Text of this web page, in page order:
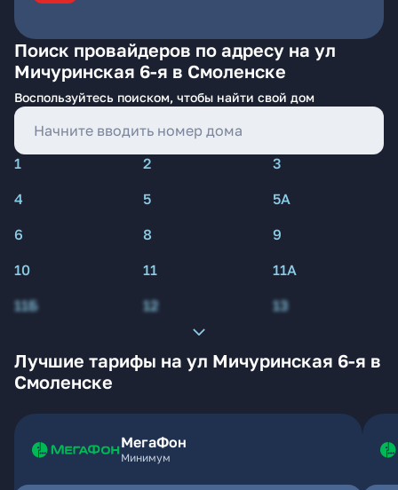
Поиск провайдеров по адресу на ул
Мичуринская 6-я в Смоленске
Воспользуйтесь поиском, чтобы найти свой дом
1 2
3
4
5
5А
6
8
9
10
11
11А
11Б
12 13
Лучшие тарифы на ул Мичуринская 6-я в
Смоленске
МегаФон
Минимум